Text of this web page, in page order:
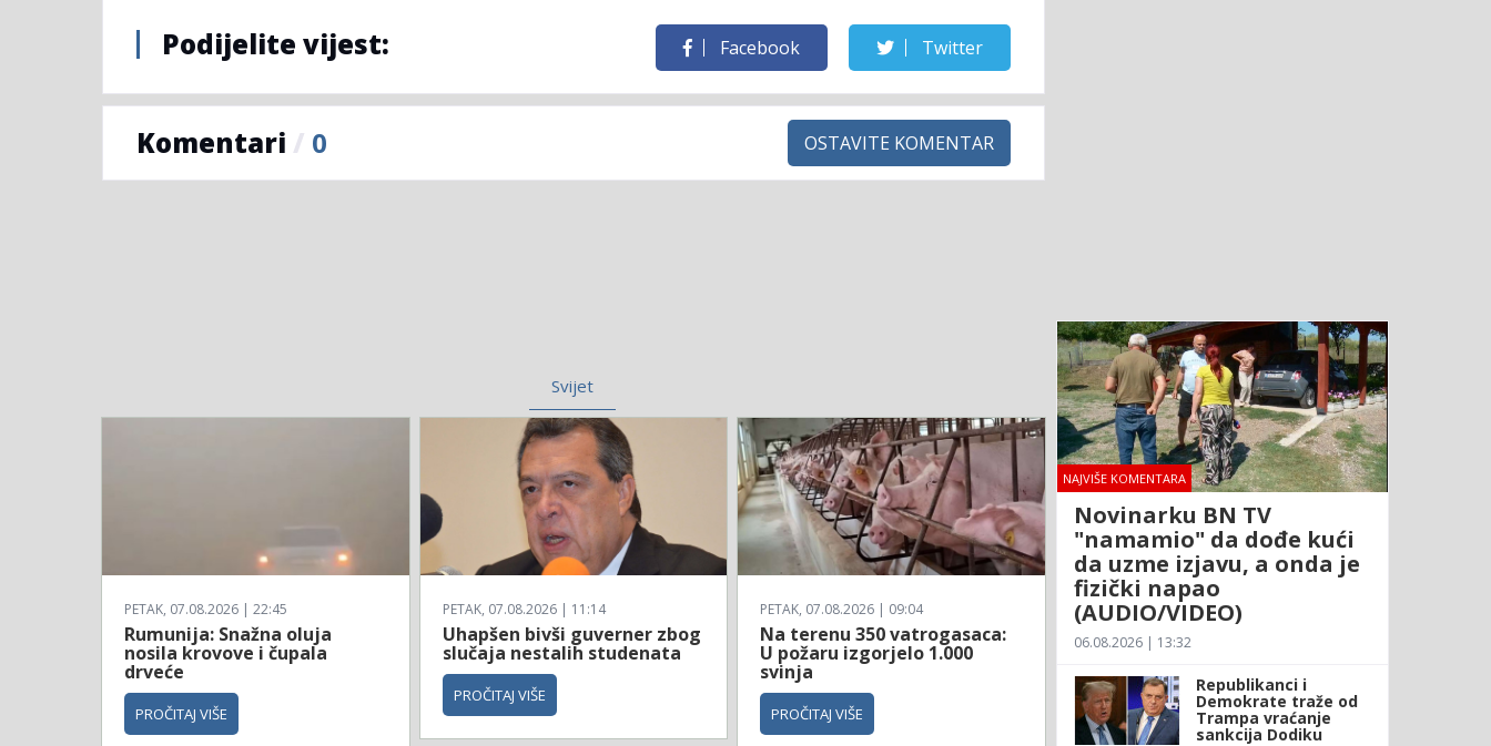
Podijelite vijest: Facebook Twitter
Komentari / 0 OSTAVITE KOMENTAR
Svijet
PETAK, 07.08.2026 | 22:45
Rumunija: Snažna oluja
nosila krovove i čupala
drveće
PROČITAJ VIŠE
PETAK, 07.08.2026 | 11:14
Uhapšen bivši guverner zbog
slučaja nestalih studenata
PROČITAJ VIŠE
PETAK, 07.08.2026 | 09:04
Na terenu 350 vatrogasaca:
U požaru izgorjelo 1.000
svinja
PROČITAJ VIŠE
NAJVIŠE KOMENTARA
Novinarku BN TV
"namamio" da dođe kući
da uzme izjavu, a onda je
fizički napao
(AUDIO/VIDEO)
06.08.2026 | 13:32
Republikanci i
Demokrate traže od
Trampa vraćanje
sankcija Dodiku